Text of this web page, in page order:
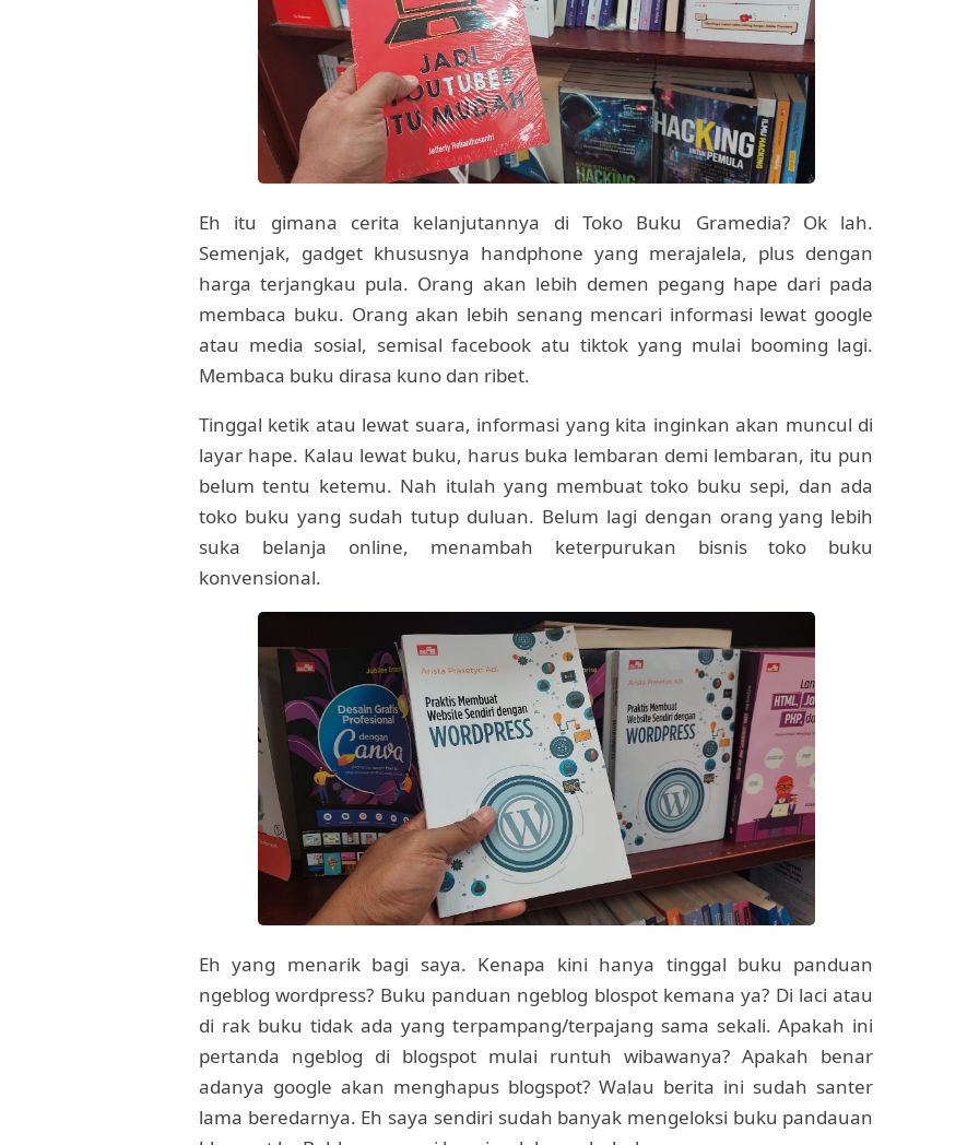
Eh itu gimana cerita kelanjutannya di Toko Buku Gramedia? Ok lah.
Semenjak, gadget khususnya handphone yang merajalela, plus dengan
harga terjangkau pula. Orang akan lebih demen pegang hape dari pada
membaca buku. Orang akan lebih senang mencari informasi lewat google
atau media sosial, semisal facebook atu tiktok yang mulai booming lagi.
Membaca buku dirasa kuno dan ribet.
Tinggal ketik atau lewat suara, informasi yang kita inginkan akan muncul di
layar hape. Kalau lewat buku, harus buka lembaran demi lembaran, itu pun
belum tentu ketemu. Nah itulah yang membuat toko buku sepi, dan ada
toko buku yang sudah tutup duluan. Belum lagi dengan orang yang lebih
suka belanja online, menambah keterpurukan bisnis toko buku
konvensional.
Eh yang menarik bagi saya. Kenapa kini hanya tinggal buku panduan
ngeblog wordpress? Buku panduan ngeblog blospot kemana ya? Di laci atau
di rak buku tidak ada yang terpampang/terpajang sama sekali. Apakah ini
pertanda ngeblog di blogspot mulai runtuh wibawanya? Apakah benar
adanya google akan menghapus blogspot? Walau berita ini sudah santer
lama beredarnya. Eh saya sendiri sudah banyak mengeloksi buku pandauan